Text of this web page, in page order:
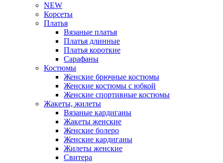
NEW
Корсеты
Платья
Вязаные платья
Платья длинные
Платья короткие
Сарафаны
Костюмы
Женские брючные костюмы
Женские костюмы с юбкой
Женские спортивные костюмы
Жакеты, жилеты
Вязаные кардиганы
Жакеты женские
Женские болеро
Женские кардиганы
Жилеты женские
Свитера